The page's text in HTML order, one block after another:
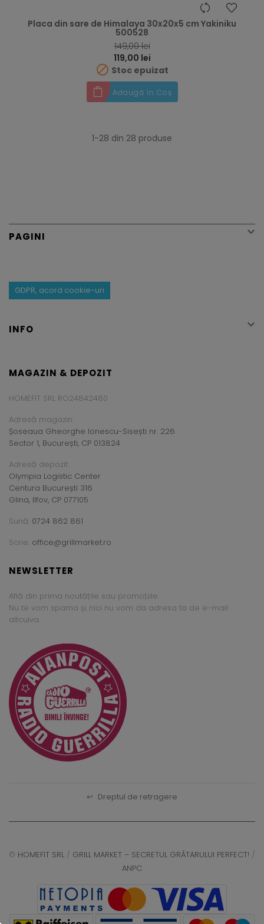
Placa din sare de Himalaya 30x20x5 cm Yakiniku
500528
149,00 lei
119,00 lei
 Stoc epuizat
Adaugă în Coș
1-28 din 28 produse
PAGINI 
GDPR, acord cookie-uri
INFO 
MAGAZIN & DEPOZIT
HOMEFIT SRL RO24842480
Adresă magazin:
Șoseaua Gheorghe Ionescu-Sisești nr. 226
Sector 1, București, CP 013824
Adresă depozit:
Olympia Logistic Center
Centura București 316
Glina, Ilfov, CP 077105
Sună: 0724 862 861
Scrie: office@grillmarket.ro
NEWSLETTER
Află din prima noutățile sau promoțiile.
Nu te vom spama și nici nu vom da adresa ta de e-mail
altcuiva.
↩ Dreptul de retragere
© HOMEFIT SRL / GRILL MARKET – SECRETUL GRĂTARULUI PERFECT! /
ANPC